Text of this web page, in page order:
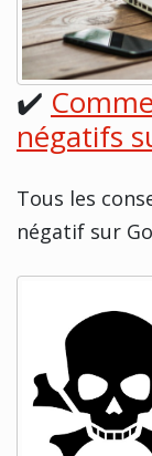
✔️
négatifs
Tous les
négatif sur